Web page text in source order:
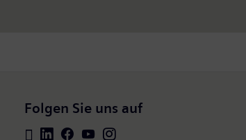
Folgen Sie uns auf